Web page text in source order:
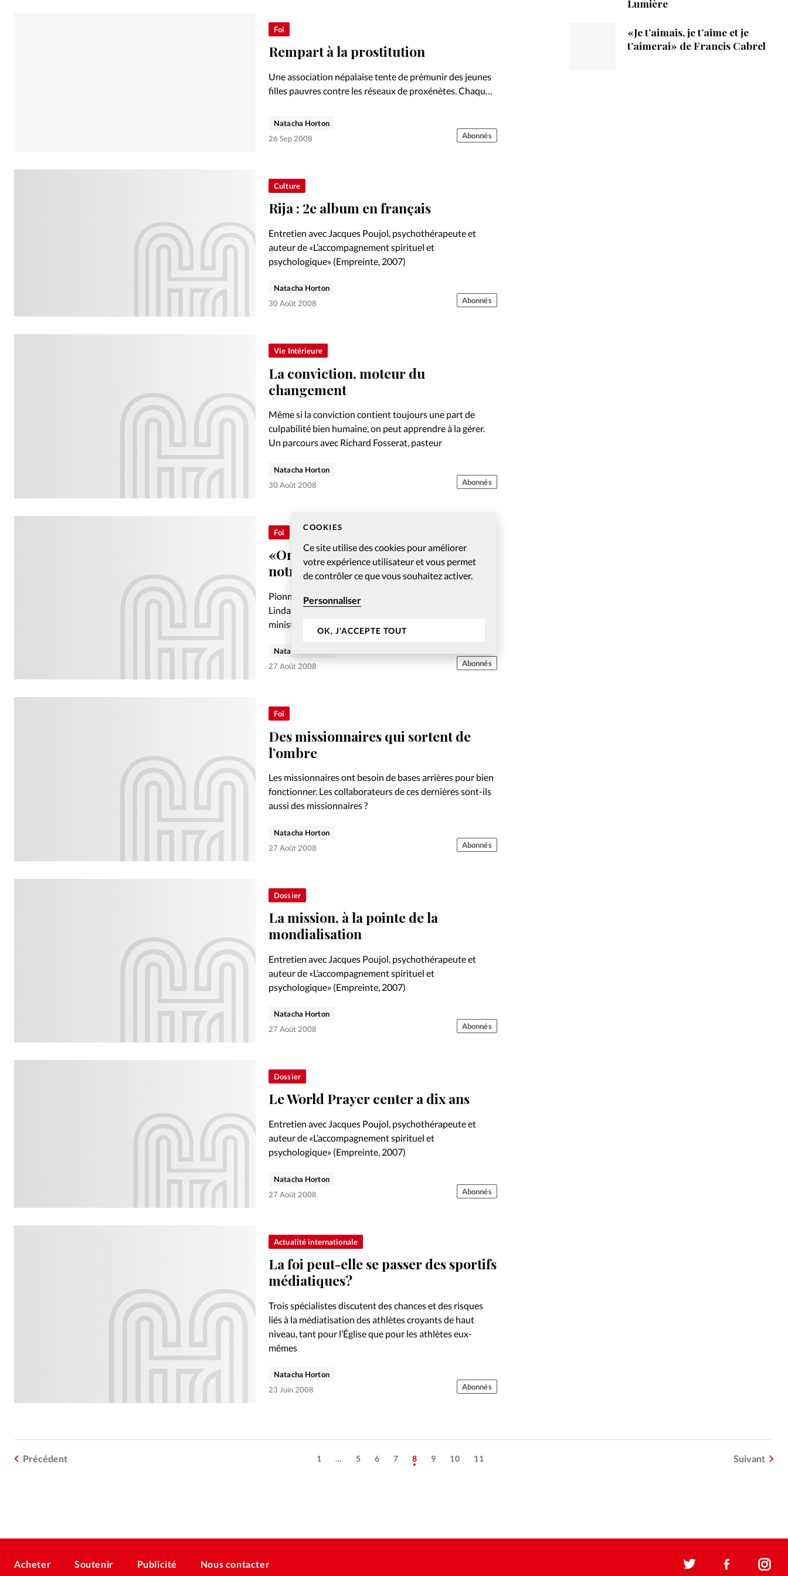
COOKIES
Ce site utilise des cookies pour améliorer
votre expérience utilisateur et vous permet
de contrôler ce que vous souhaitez activer.
Personnaliser
OK, J'ACCEPTE TOUT
Foi
Rempart à la prostitution
Une association népalaise tente de prémunir des jeunes
filles pauvres contre les réseaux de proxénètes. Chaque
transformation sur le terrain
Natacha Horton
26 Sep 2008
Abonnés
Culture
Rija : 2e album en français
Entretien avec Jacques Poujol, psychothérapeute et
auteur de «L’accompagnement spirituel et
psychologique» (Empreinte, 2007)
Natacha Horton
30 Août 2008
Abonnés
Vie Intérieure
La conviction, moteur du
changement
Même si la conviction contient toujours une part de
culpabilité bien humaine, on peut apprendre à la gérer.
Un parcours avec Richard Fosserat, pasteur
Natacha Horton
30 Août 2008
Abonnés
Foi
«On n’a pas mesuré tout de suite
notre responsabilité»
Pionnière de la louange au sein de Jeunesse en Mission,
Linda Panci-McGowen revient sur le rôle et l’exigence du
ministère de chantre
Natacha Horton
27 Août 2008
Abonnés
Foi
Des missionnaires qui sortent de
l’ombre
Les missionnaires ont besoin de bases arrières pour bien
fonctionner. Les collaborateurs de ces dernières sont-ils
aussi des missionnaires ?
Natacha Horton
27 Août 2008
Abonnés
Dossier
La mission, à la pointe de la
mondialisation
Entretien avec Jacques Poujol, psychothérapeute et
auteur de «L’accompagnement spirituel et
psychologique» (Empreinte, 2007)
Natacha Horton
27 Août 2008
Abonnés
Dossier
Le World Prayer center a dix ans
Entretien avec Jacques Poujol, psychothérapeute et
auteur de «L’accompagnement spirituel et
psychologique» (Empreinte, 2007)
Natacha Horton
27 Août 2008
Abonnés
Actualité internationale
La foi peut-elle se passer des sportifs
médiatiques?
Trois spécialistes discutent des chances et des risques
liés à la médiatisation des athlètes croyants de haut
niveau, tant pour l’Église que pour les athlètes eux-
mêmes
Natacha Horton
23 Juin 2008
Abonnés
Précédent 1 … 5 6 7 8 9 10 11 Suivant
Lumière
«Je t’aimais, je t’aime et je
t’aimerai» de Francis Cabrel
Acheter Soutenir Publicité Nous contacter